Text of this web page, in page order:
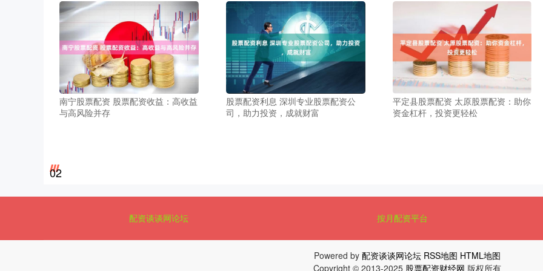
南宁股票配资 股票配资收益：高收益
与高风险并存
股票配资利息 深圳专业股票配资公
司，助力投资，成就财富
平定县股票配资 太原股票配资：助你
资金杠杆，投资更轻松
02
配资谈谈网论坛 按月配资平台
Powered by 配资谈谈网论坛 RSS地图 HTML地图
Copyright © 2013-2025 股票配资财经网 版权所有